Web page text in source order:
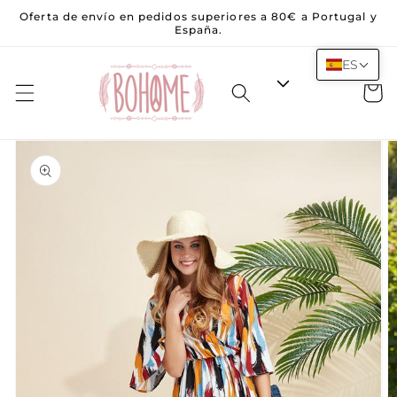
Saltar al
Oferta de envío en pedidos superiores a 80€ a Portugal y
España.
Carrito
información
del
producto
ES